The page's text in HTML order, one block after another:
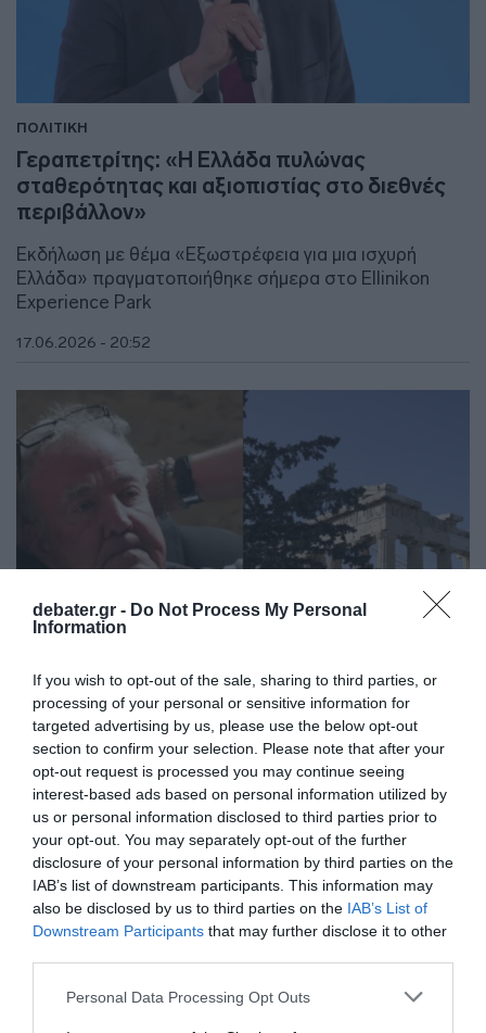
debater.gr - Do Not Process My Personal
Information
If you wish to opt-out of the sale, sharing to third parties, or
processing of your personal or sensitive information for
targeted advertising by us, please use the below opt-out
section to confirm your selection. Please note that after your
opt-out request is processed you may continue seeing
interest-based ads based on personal information utilized by
us or personal information disclosed to third parties prior to
your opt-out. You may separately opt-out of the further
disclosure of your personal information by third parties on the
IAB’s list of downstream participants. This information may
also be disclosed by us to third parties on the IAB’s List of
Downstream Participants that may further disclose it to other
Please note that this website/app uses one or more Google
Personal Data Processing Opt Outs
ΠΟΛΙΤΙΚΗ
Γεραπετρίτης: «Η Ελλάδα πυλώνας
σταθερότητας και αξιοπιστίας στο διεθνές
περιβάλλον»
Εκδήλωση με θέμα «Εξωστρέφεια για μια ισχυρή
Ελλάδα» πραγματοποιήθηκε σήμερα στο Ellinikon
Experience Park
17.06.2026 - 20:52
LIFESTYLE
Jeremy Clarkson: Όταν ο γνωστός
παρουσιαστής που διαγνώστηκε με καρκίνο
είχε χαρακτηρίσει την Ελλάδα… “τουαλέτα”
Το σχόλιό του είχε προκαλέσει σφοδρές αντιδράσεις
17.06.2026 - 14:14